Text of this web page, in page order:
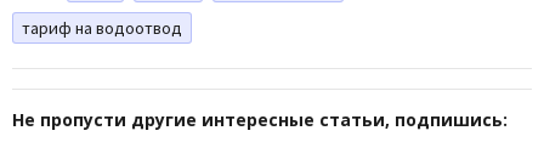
тариф на водоотвод
Не пропусти другие интересные статьи, подпишись: